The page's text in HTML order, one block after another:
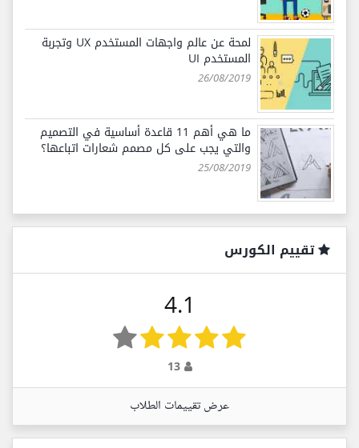
لمحة عن عالم واجهات المستخدم UX وتجربة
المستخدم UI
26/08/2019
ما هي أهم 11 قاعدة أساسية في التصميم
والتي يجب على كل مصمم شعارات اتباعها؟
25/08/2019
تقييم الكورس
4.1
13
عرض تقييمات الطلاب